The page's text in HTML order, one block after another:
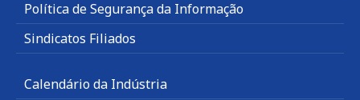
Política de Segurança da Informação
Sindicatos Filiados
Calendário da Indústria